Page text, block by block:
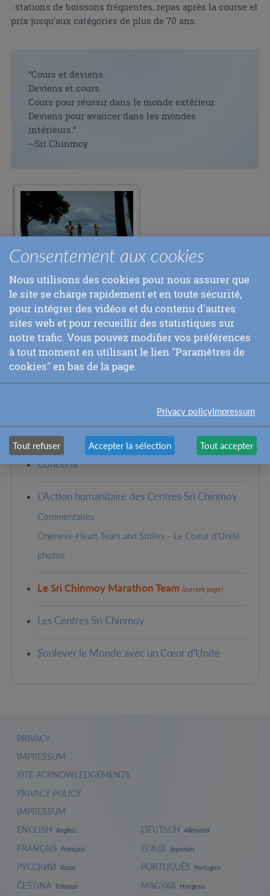
: stations de boissons fréquentes, repas après la course et
prix jusqu'aux catégories de plus de 70 ans.
“Cours et deviens.
Deviens et cours.
Cours pour réussir dans le monde extérieur.
Deviens pour avancer dans les mondes
intérieurs.”
~Sri Chinmoy

PREVIOUS
NEXT: LES CENTRES SRI
Pages in this section:
Concerts
L'Action humanitaire des Centres Sri Chinmoy
Commentaires
Oneness-Heart Tears and Smiles - Le Coeur d'Unité
photos
Le Sri Chinmoy Marathon Team (current page)
Les Centres Sri Chinmoy
Soulever le Monde avec un Cœur d'Unité
PRIVACY
IMPRESSUM
SITE ACKNOWLEDGEMENTS
PRIVACY POLICY
IMPRESSUM
ENGLISH Anglais
FRANÇAIS Français
РУССКИЙ Russe
ČEŠTINA Tchèque
DEUTSCH Allemand
日本語 Japonais
PORTUGUÊS Portugais
MAGYAR Hongrois
Consentement aux cookies
Nous utilisons des cookies pour nous assurer que
le site se charge rapidement et en toute sécurité,
pour intégrer des vidéos et du contenu d'autres
sites web et pour recueillir des statistiques sur
notre trafic. Vous pouvez modifier vos préférences
à tout moment en utilisant le lien "Paramètres de
cookies" en bas de la page.
Privacy policyImpressum
Tout refuser Accepter la sélection Tout accepter